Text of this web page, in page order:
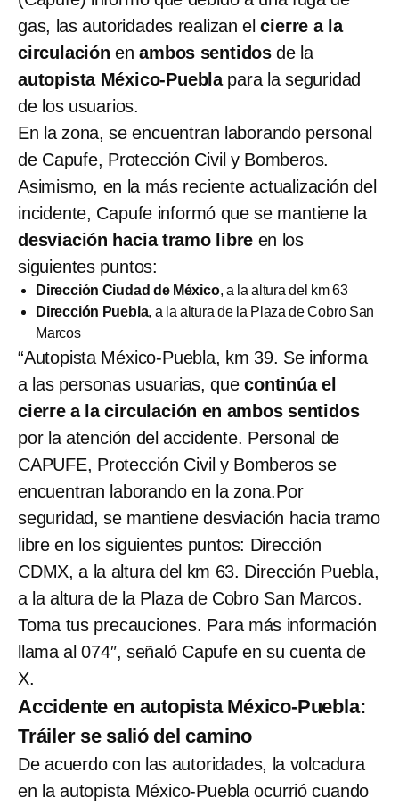
gas, las autoridades realizan elcierre a la
circulación enambos sentidos de la
autopista México-Puebla para la seguridad
de los usuarios.
En la zona, se encuentran laborando personal
de Capufe, Protección Civil y Bomberos.
Asimismo, en la más reciente actualización del
incidente, Capufe informó que se mantiene la
desviación hacia tramo libre en los
siguientes puntos:
Dirección Ciudad de México, a la altura del km 63
Dirección Puebla, a la altura de la Plaza de Cobro San
Marcos
“Autopista México-Puebla, km 39. Se informa
a las personas usuarias, quecontinúa el
cierre a la circulación en ambos sentidos
por la atención del accidente. Personal de
CAPUFE, Protección Civil y Bomberos se
encuentran laborando en la zona.Por
seguridad, se mantiene desviación hacia tramo
libre en los siguientes puntos: Dirección
CDMX, a la altura del km 63. Dirección Puebla,
a la altura de la Plaza de Cobro San Marcos.
Toma tus precauciones. Para más información
llama al 074″, señaló Capufe en su cuenta de
X.
Accidente en autopista México-Puebla:
Tráiler se salió del camino
De acuerdo con las autoridades, la volcadura
en la autopista México-Puebla ocurrió cuando